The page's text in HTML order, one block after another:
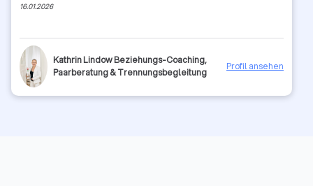
16.01.2026
Kathrin Lindow Beziehungs-Coaching,
Paarberatung & Trennungsbegleitung
Profil ansehen